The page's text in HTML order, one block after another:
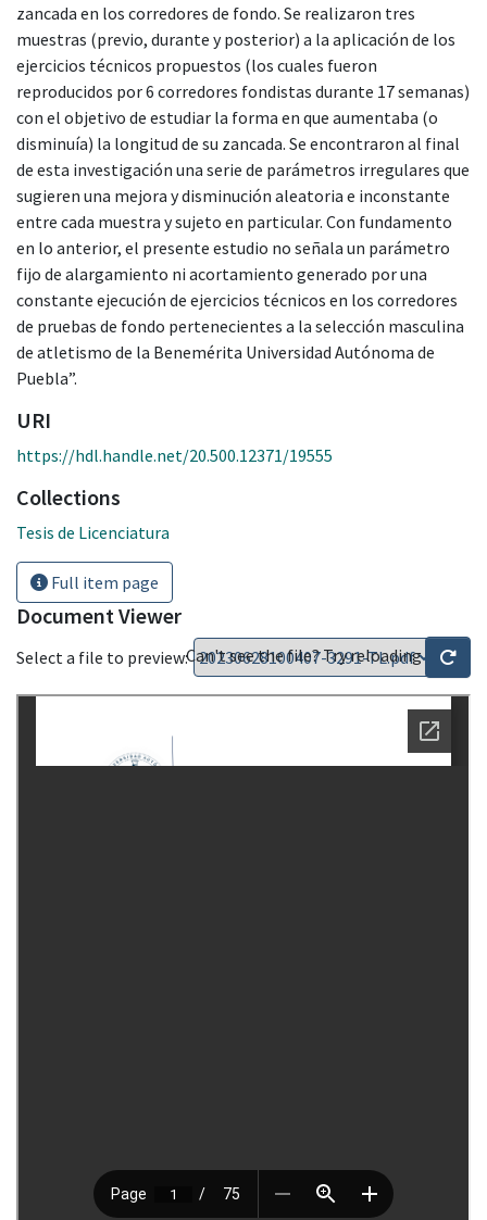
zancada en los corredores de fondo. Se realizaron tres
muestras (previo, durante y posterior) a la aplicación de los
ejercicios técnicos propuestos (los cuales fueron
reproducidos por 6 corredores fondistas durante 17 semanas)
con el objetivo de estudiar la forma en que aumentaba (o
disminuía) la longitud de su zancada. Se encontraron al final
de esta investigación una serie de parámetros irregulares que
sugieren una mejora y disminución aleatoria e inconstante
entre cada muestra y sujeto en particular. Con fundamento
en lo anterior, el presente estudio no señala un parámetro
fijo de alargamiento ni acortamiento generado por una
constante ejecución de ejercicios técnicos en los corredores
de pruebas de fondo pertenecientes a la selección masculina
de atletismo de la Benemérita Universidad Autónoma de
Puebla”.
URI
https://hdl.handle.net/20.500.12371/19555
Collections
Tesis de Licenciatura
Full item page
Document Viewer
Select a file to preview:Can't see the file? Try reloading